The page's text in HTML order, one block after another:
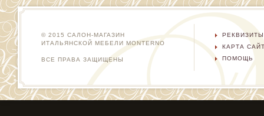
© 2015 САЛОН-МАГАЗИН
ИТАЛЬЯНСКОЙ МЕБЕЛИ MONTERNO
ВСЕ ПРАВА ЗАЩИЩЕНЫ
РЕКВИЗИТЫ
КАРТА
ПОМОЩЬ